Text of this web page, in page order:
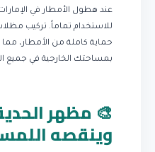
عند هطول الأمطار في
للاستخدام تماماً. تركيب
حماية كاملة من الأمطار،
بمساحتك الخارجية في جميع
🎨 مظهر
وينقصه